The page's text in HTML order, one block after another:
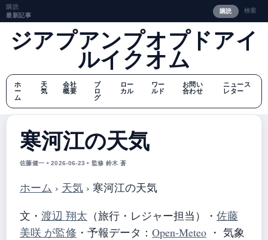
購読
最新記事
購読 検索
ジアプアンプオプドアイ
ルイクオム
ホ
ー
ム
天
気
会社
概要
ブ
ロ
グ
ロー
カル
ワー
ルド
お問い
合わせ
ニュース
レター
寒河江の天気
佐藤健一 • 2026-06-23 • 監修 鈴木 蒼
ホーム › 天気 › 寒河江の天気
文・ 渡辺 翔太 （旅行・レジャー担当） ・ 佐藤
美咲 が監修 ・ 予報データ： Open-Meteo ・ 気象